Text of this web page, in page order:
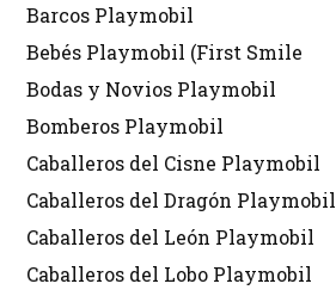
Barcos Playmobil
Bebés Playmobil (First Smile
Bodas y Novios Playmobil
Bomberos Playmobil
Caballeros del Cisne Playmobil
Caballeros del Dragón Playmobil
Caballeros del León Playmobil
Caballeros del Lobo Playmobil